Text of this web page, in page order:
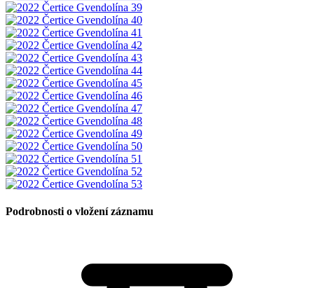
Podrobnosti o vložení záznamu